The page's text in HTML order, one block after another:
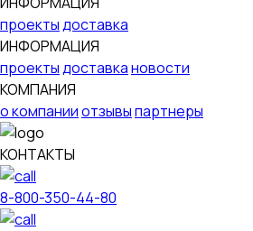
проектыдоставка
ИНФОРМАЦИЯ
проектыдоставкановости
КОМПАНИЯ
о компанииотзывыпартнеры
КОНТАКТЫ
8-800-350-44-80